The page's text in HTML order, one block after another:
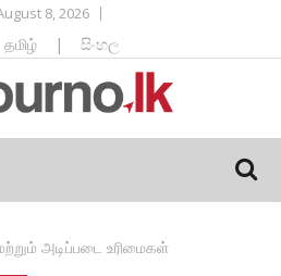
8, 2026
தமிழ் | සිංහල
அடிப்படை உரிமைகள்